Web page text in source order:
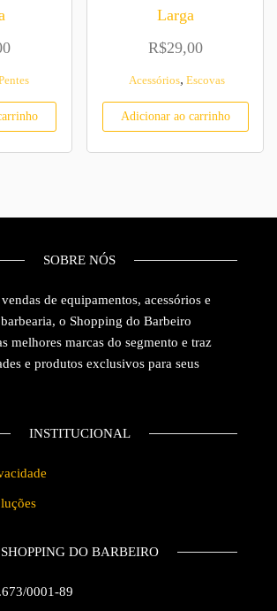
Larga
R$29,00
Acessórios, Escovas
Adicionar ao carrinho
SOBRE NÓS
de equipamentos, acessórios e
o Shopping do Barbeiro
melhores marcas do segmento e traz
e produtos exclusivos para seus
INSTITUCIONAL
SHOPPING DO BARBEIRO
0001-89